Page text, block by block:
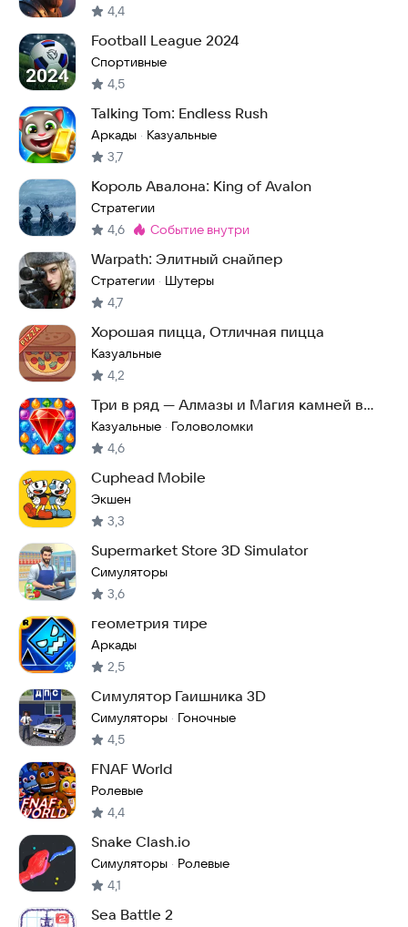
4,4
Football League 2024
Спортивные
4,5
Talking Tom: Endless Rush
Аркады · Казуальные
3,7
Король Авалона: King of Avalon
Стратегии
4,6 Метка:
событие внутри
Warpath: Элитный снайпер
Стратегии · Шутеры
4,7
Хорошая пицца, Отличная пицца
Казуальные
4,2
Три в ряд — Алмазы и Магия камней в
лесу
Казуальные · Головоломки
4,6
Cuphead Mobile
Экшен
3,3
Supermarket Store 3D Simulator
Симуляторы
3,6
геометрия тире
Аркады
2,5
Симулятор Гаишника 3D
Симуляторы · Гоночные
4,5
FNAF World
Ролевые
4,4
Snake Clash.io
Симуляторы · Ролевые
4,1
Sea Battle 2